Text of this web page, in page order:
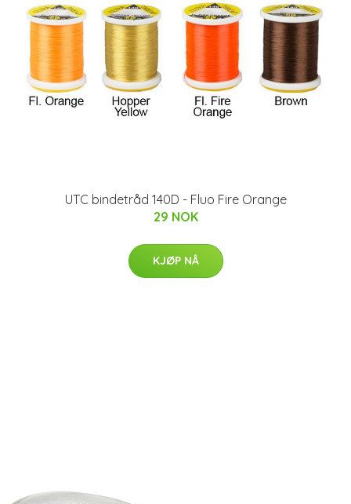
UTC bindetråd 140D - Fluo Fire Orange
29 NOK
KJØP NÅ